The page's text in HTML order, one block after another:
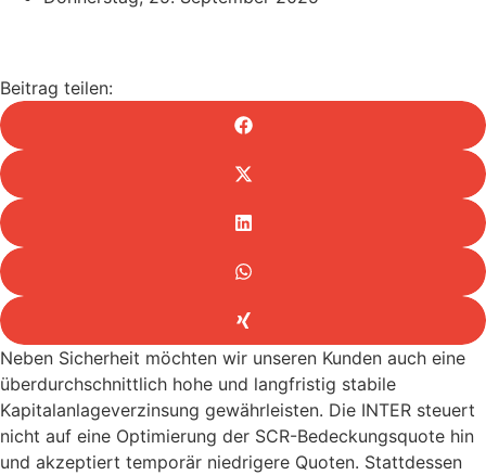
Beitrag teilen:
Neben Sicherheit möchten wir unseren Kunden auch eine
überdurchschnittlich hohe und langfristig stabile
Kapitalanlageverzinsung gewährleisten. Die INTER steuert
nicht auf eine Optimierung der SCR-Bedeckungsquote hin
und akzeptiert temporär niedrigere Quoten. Stattdessen